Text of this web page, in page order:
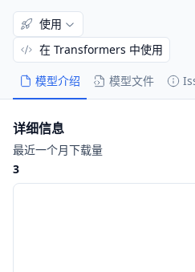
模型介绍 模型文件
使用
在 Transformers 中使用
详细信息
最近一个月下载量
3